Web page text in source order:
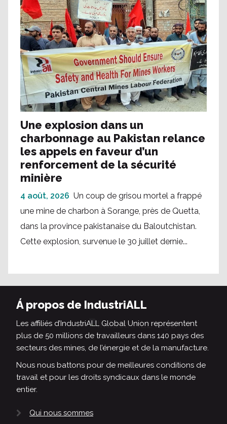
Une explosion dans un
charbonnage au Pakistan relance
les appels en faveur d’un
renforcement de la sécurité
minière
4 août, 2026 Un coup de grisou mortel a frappé
une mine de charbon à Sorange, près de Quetta,
dans la province pakistanaise du Baloutchistan.
Cette explosion, survenue le 30 juillet dernie...
Á propos de IndustriALL
Les affiliés d’IndustriALL Global Union représentent
plus de 50 millions de travailleurs dans 140 pays des
secteurs des mines, de l’énergie et de la manufacture.
Nous nous battons pour de meilleures conditions de
travail et pour les droits syndicaux dans le monde
entier.
Qui nous sommes